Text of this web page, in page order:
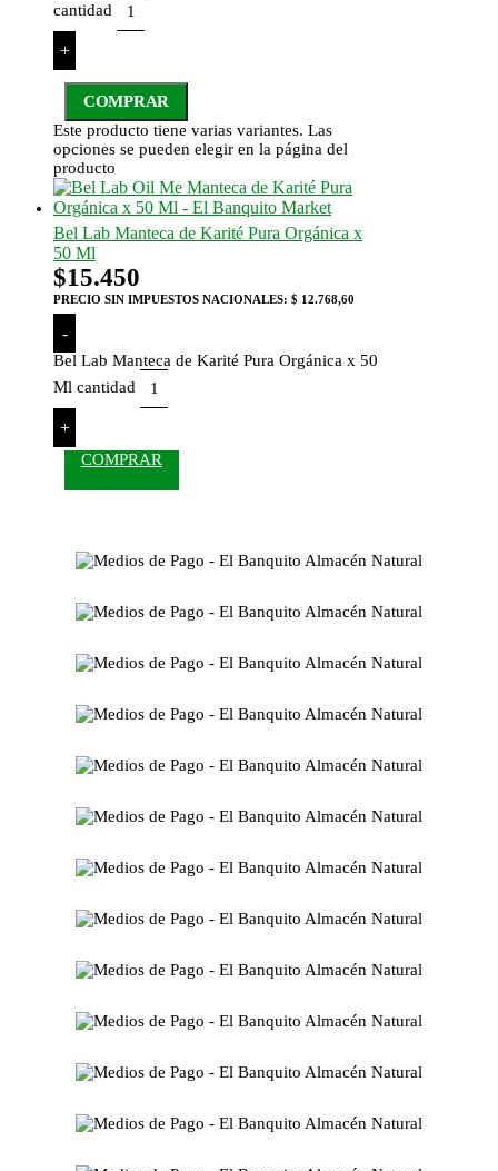
cantidad
+
COMPRAR
Este producto tiene varias variantes. Las
opciones se pueden elegir en la página del
producto
Bel Lab Manteca de Karité Pura Orgánica x
50 Ml
$15.450
PRECIO SIN IMPUESTOS NACIONALES: $ 12.768,60
-
Bel Lab Manteca de Karité Pura Orgánica x 50
Ml cantidad
+
COMPRAR